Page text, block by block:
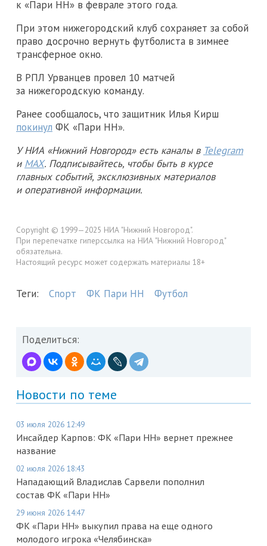
к «Пари НН» в феврале этого года.
При этом нижегородский клуб сохраняет за собой
право досрочно вернуть футболиста в зимнее
трансферное окно.
В РПЛ Урванцев провел 10 матчей
за нижегородскую команду.
Ранее сообщалось, что защитник Илья Кирш
покинул ФК «Пари НН».
У НИА «Нижний Новгород» есть каналы в Telegram
и MAX. Подписывайтесь, чтобы быть в курсе
главных событий, эксклюзивных материалов
и оперативной информации.
Copyright © 1999—2025 НИА "Нижний Новгород".
При перепечатке гиперссылка на НИА "Нижний Новгород"
обязательна.
Настоящий ресурс может содержать материалы 18+
Теги: Спорт ФК Пари НН Футбол
Поделиться:
Новости по теме
03 июля 2026 12:49
Инсайдер Карпов: ФК «Пари НН» вернет прежнее
название
02 июля 2026 18:43
Нападающий Владислав Сарвели пополнил
состав ФК «Пари НН»
29 июня 2026 14:47
ФК «Пари НН» выкупил права на еще одного
молодого игрока «Челябинска»